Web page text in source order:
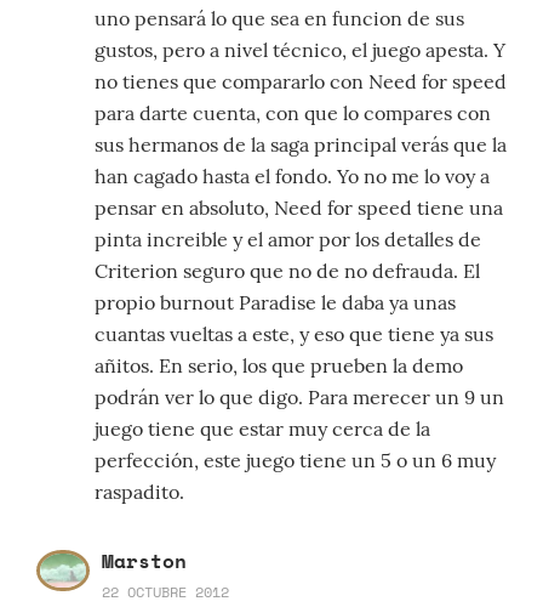
uno pensará lo que sea en funcion de sus
gustos, pero a nivel técnico, el juego apesta. Y
no tienes que compararlo con Need for speed
para darte cuenta, con que lo compares con
sus hermanos de la saga principal verás que la
han cagado hasta el fondo. Yo no me lo voy a
pensar en absoluto, Need for speed tiene una
pinta increible y el amor por los detalles de
Criterion seguro que no de no defrauda. El
propio burnout Paradise le daba ya unas
cuantas vueltas a este, y eso que tiene ya sus
añitos. En serio, los que prueben la demo
podrán ver lo que digo. Para merecer un 9 un
juego tiene que estar muy cerca de la
perfección, este juego tiene un 5 o un 6 muy
raspadito.
Marston
22 OCTUBRE 2012